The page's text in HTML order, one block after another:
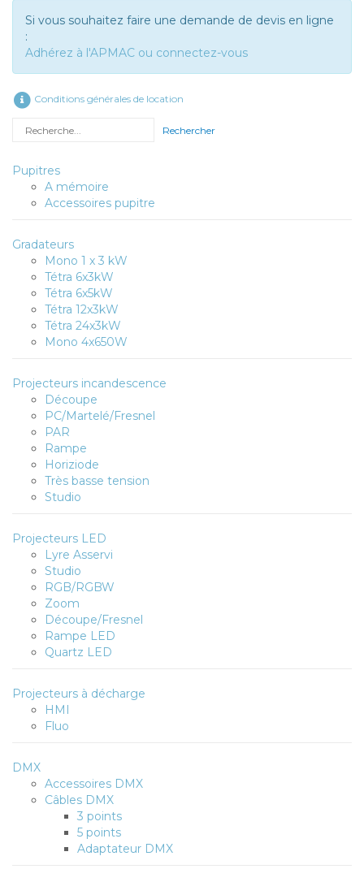
Si vous souhaitez faire une demande de devis en ligne
:
Adhérez à l'APMAC ou connectez-vous
Conditions générales de location
Rechercher
Pupitres
A mémoire
Accessoires pupitre
Gradateurs
Mono 1 x 3 kW
Tétra 6x3kW
Tétra 6x5kW
Tétra 12x3kW
Tétra 24x3kW
Mono 4x650W
Projecteurs incandescence
Découpe
PC/Martelé/Fresnel
PAR
Rampe
Horiziode
Très basse tension
Studio
Projecteurs LED
Lyre Asservi
Studio
RGB/RGBW
Zoom
Découpe/Fresnel
Rampe LED
Quartz LED
Projecteurs à décharge
HMI
Fluo
DMX
Accessoires DMX
Câbles DMX
3 points
5 points
Adaptateur DMX